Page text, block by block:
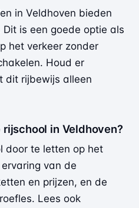
in Veldhoven bieden
is een goede optie als
het verkeer zonder
Houd er
dit rijbewijs alleen
in Veldhoven?
door te letten op het
van de
en prijzen, en de
Lees ook